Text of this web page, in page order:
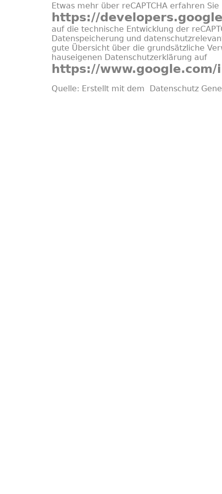
Etwas mehr über reCAPTCHA erfahren
https://
auf die technische Entwicklung der
Datenspeicherung und
gute Übersicht über die grundsätzliche
hauseigenen Datenschutzerklärung auf
https://
Quelle: Erstellt mit dem Datenschutz